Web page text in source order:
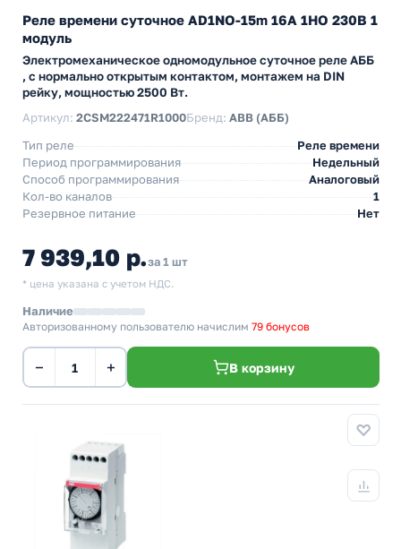
Реле времени суточное AD1NO-15m 16А 1НО 230В 1
модуль
Электромеханическое одномодульное суточное реле АББ
, с нормально открытым контактом, монтажем на DIN
рейку, мощностью 2500 Вт.
Артикул: 2CSM222471R1000Бренд: ABB (АББ)
Тип реле
Реле времени
Период программирования
Недельный
Способ программирования
Аналоговый
Кол-во каналов
1
Резервное питание
Нет
7 939,10 р.за 1 шт
* цена указана с учетом НДС.
Наличие
Авторизованному пользователю начислим 79 бонусов
− + В корзину